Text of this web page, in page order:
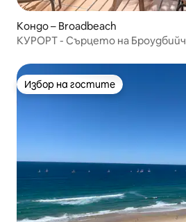
Кондо – Broadbeach
КУРОРТ - Сърцето на Броудбийч
Избор на гостите
Избор на гостите